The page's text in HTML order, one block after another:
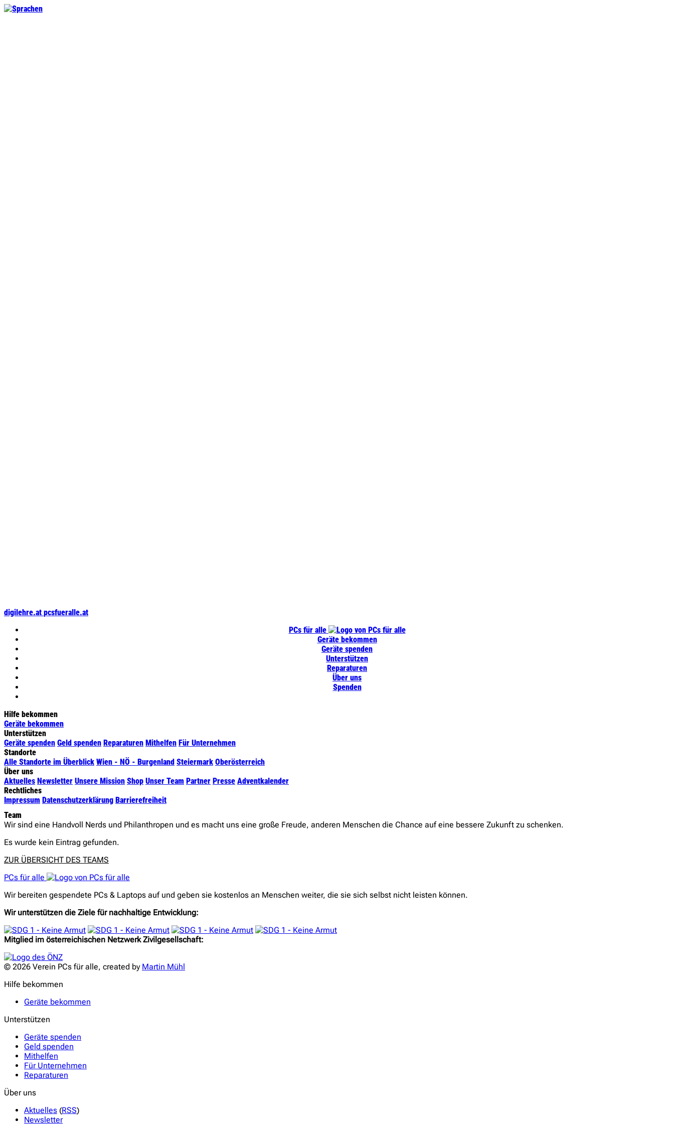
digilehre.at pcsfueralle.at
PCs für alle
Geräte bekommen
Geräte spenden
Unterstützen
Reparaturen
Über uns
Spenden
Hilfe bekommen
Geräte bekommen
Unterstützen
Geräte spenden Geld spenden Reparaturen Mithelfen Für Unternehmen
Standorte
Alle Standorte im Überblick Wien - NÖ - Burgenland Steiermark Oberösterreich
Über uns
Aktuelles Newsletter Unsere Mission Shop Unser Team Partner Presse Adventkalender
Rechtliches
Impressum Datenschutzerklärung Barrierefreiheit
Team
Wir sind eine Handvoll Nerds und Philanthropen und es macht uns eine große Freude, anderen Menschen die Chance auf eine bessere Zukunft zu schenken.
Es wurde kein Eintrag gefunden.
ZUR ÜBERSICHT DES TEAMS
PCs für alle
Wir bereiten gespendete PCs & Laptops auf und geben sie kostenlos an Menschen weiter, die sie sich selbst nicht leisten können.
Wir unterstützen die Ziele für nachhaltige Entwicklung:
Mitglied im österreichischen Netzwerk Zivilgesellschaft:
© 2026 Verein PCs für alle, created by Martin Mühl
Hilfe bekommen
Geräte bekommen
Unterstützen
Geräte spenden
Geld spenden
Mithelfen
Für Unternehmen
Reparaturen
Über uns
Aktuelles (RSS)
Newsletter